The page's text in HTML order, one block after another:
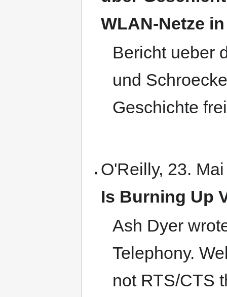
WLAN-Netze
Bericht ueber
und
Geschichte
O'Reilly, 23.
Is Burning Up
Ash Dyer
Telephony.
not RTS/CTS